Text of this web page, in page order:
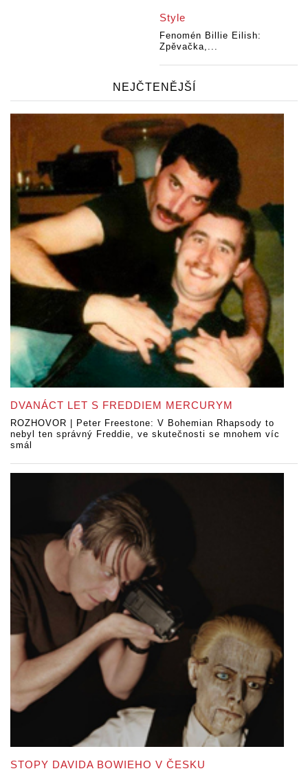
Style
Fenomén Billie Eilish:
Zpěvačka,...
NEJČTENĚJŠÍ
DVANÁCT LET S FREDDIEM MERCURYM
ROZHOVOR | Peter Freestone: V Bohemian Rhapsody to
nebyl ten správný Freddie, ve skutečnosti se mnohem víc
smál
STOPY DAVIDA BOWIEHO V ČESKU